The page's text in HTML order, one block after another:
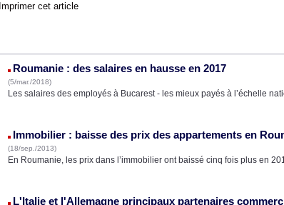
Imprimer cet article
Roumanie : des salaires en hausse en 2017
(5/mar./2018)
Les salaires des employés à Bucarest - les mieux payés à l’échelle
Immobilier : baisse des prix des appartements en
(18/sep./2013)
En Roumanie, les prix dans l’immobilier ont baissé cinq fois plus en
L'Italie et l'Allemagne principaux partenaires